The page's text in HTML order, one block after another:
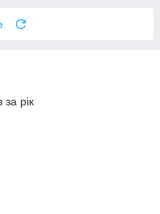
за рік